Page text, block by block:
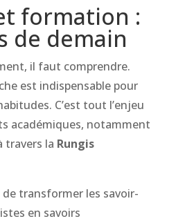
formation :
de demain
il faut comprendre.
est indispensable pour
C’est tout l’enjeu
académiques, notamment
travers la Rungis
transformer les savoir-
en savoirs